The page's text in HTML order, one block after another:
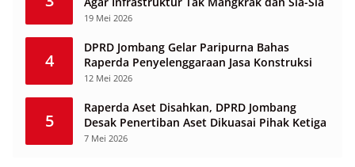
19 Mei 2026
4
DPRD Jombang Gelar Paripurna Bahas
Raperda Penyelenggaraan Jasa Konstruksi
12 Mei 2026
5
Raperda Aset Disahkan, DPRD Jombang
Desak Penertiban Aset Dikuasai Pihak Ketiga
7 Mei 2026